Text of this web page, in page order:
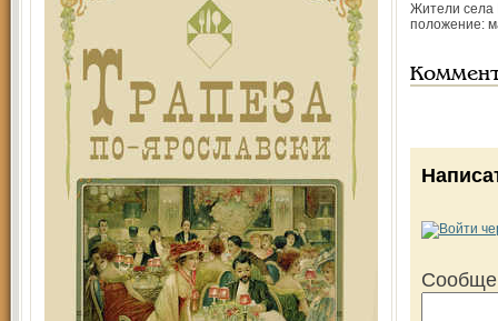
Жители села
положение: